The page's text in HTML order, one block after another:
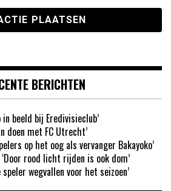
BERICHTEN
in beeld bij Eredivisieclub’
doen met FC Utrecht’
op het oog als vervanger Bakayoko’
rood licht rijden is ook dom’
speler wegvallen voor het seizoen’